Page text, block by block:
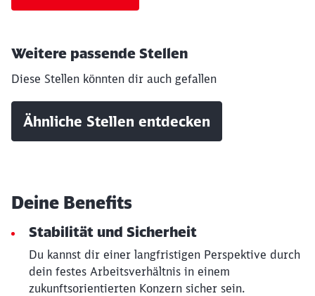
Weitere passende Stellen
Diese Stellen könnten dir auch gefallen
Ähnliche Stellen entdecken
Deine Benefits
Stabilität und Sicherheit
Du kannst dir einer langfristigen Perspektive durch
dein festes Arbeitsverhältnis in einem
zukunftsorientierten Konzern sicher sein.
Schließen
Möchten Sie zuweitergeleitet
werden?